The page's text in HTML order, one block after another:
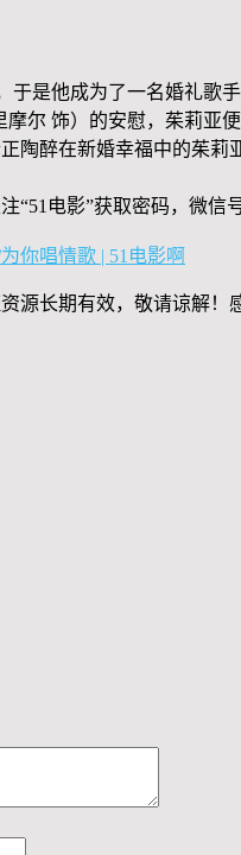
于是他成为了一名婚礼歌
摩尔 饰）的安慰，茱莉
陶醉在新婚幸福中的茱
“51电影”获取密码，微信
你唱情歌 | 51电影啊
源长期有效，敬请谅解！